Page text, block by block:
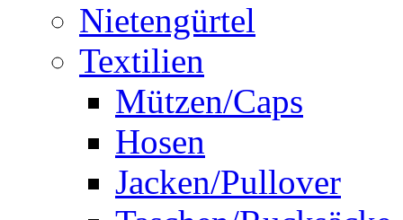
Nietengürtel
Textilien
Mützen/Caps
Hosen
Jacken/Pullover